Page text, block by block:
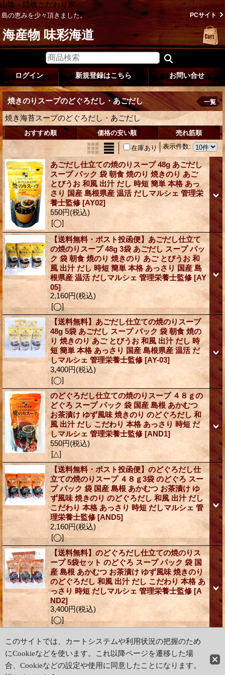
山陰・隠岐こだわり家
島の恵みを少々頂きました。 PCサイト
海産物 味彩海道
ログイン 新規登録はこちら お問い合せ
焼きのりスープのどぐろだし・あごだし
焼き海苔スープのどぐろだし・あごだし
一覧
おすすめ順 価格の安い順
売れ筋順
表示件数:
在庫あり
あごだし仕立ての焼のりスープ 48g あごだし
スープ パック 袋 朝食 焼のり 焼きのり あご
とびうお 和風 出汁 だし 時短 簡単 本格 あっ
さり 国産 島根県産 温活 だしマルシェ 管理栄
養士監修[AY02]
550円(税込)
[◯]
【送料無料・ポスト投函便】あごだし仕立て
の焼のりスープ 48g 3袋 あごだし スープ パッ
ク 袋 朝食 焼のり 焼きのり あご とびうお 和
風 出汁 だし 時短 簡単 本格 あっさり 国産 島
根県産 温活 だしマルシェ 管理栄養士監修[AY
05]
2,160円(税込)
[◯]
【送料無料】あごだし仕立ての焼のりスープ
48g 5袋 あごだし スープ パック 袋 朝食 焼の
り 焼きのり あご とびうお 和風 出汁 だし 時
短 簡単 本格 あっさり 国産 島根県産 温活 だ
しマルシェ 管理栄養士監修[AY-03]
3,400円(税込)
[◯]
のどぐろだし仕立ての焼のりスープ ４８ｇの
どぐろ スープ パック 袋 国産 島根 あかむつ
お茶漬け ゆず風味 焼きのり のどぐろだし 和
風 出汁 だし こだわり 本格 あっさり 時短 だ
しマルシェ 管理栄養士監修[AND1]
550円(税込)
[△]
【送料無料・ポスト投函便】のどぐろだし仕
立ての焼のりスープ ４８ｇ3袋 のどぐろ スー
プ パック 袋 国産 島根 あかむつ お茶漬け ゆ
ず風味 焼きのり のどぐろだし 和風 出汁 だし
こだわり 本格 あっさり 時短 だしマルシェ 管
理栄養士監修[AND5]
2,160円(税込)
[◯]
【送料無料】のどぐろだし仕立ての焼のりス
ープ 5袋セット のどぐろ スープ パック 袋 国
産 島根 あかむつ お茶漬け ゆず風味 焼きのり
のどぐろだし 和風 出汁 だし こだわり 本格 あ
っさり 時短 だしマルシェ 管理栄養士監修[A
ND2]
3,400円(税込)
[◯]
ホーム |
ショッピングカート
特定商取引法表示 | ご利用案内
このサイトでは、カートシステムや利用状況の把握のため
にCookieなどを使います。これ以降ページを遷移した場
合、Cookieなどの設定や使用に同意したことになります。